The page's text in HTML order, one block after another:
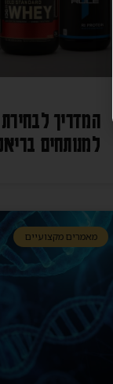
המדריך
למנותחים
מאמרים מקצועיים